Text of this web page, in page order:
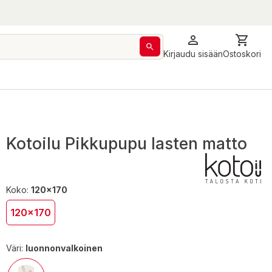
Kirjaudu sisäänOstoskori
Kotoilu Pikkupupu lasten matto
Koko: 120x170
120x170
Väri: luonnonvalkoinen